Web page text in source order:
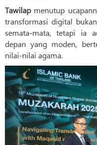
Tawilapmenutup
transformasi digital
semata-mata, tetapi ia
depan yang moden,
nilai-nilai agama.